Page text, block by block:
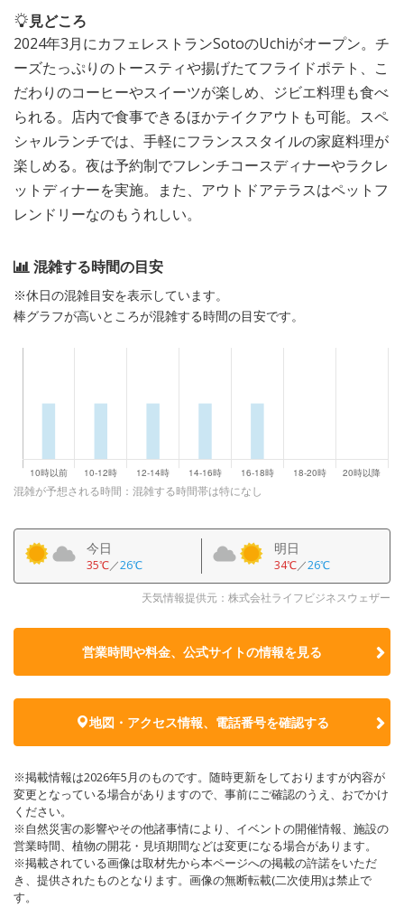
見どころ
2024年3月にカフェレストランSotoのUchiがオープン。チ
ーズたっぷりのトースティや揚げたてフライドポテト、こ
だわりのコーヒーやスイーツが楽しめ、ジビエ料理も食べ
られる。店内で食事できるほかテイクアウトも可能。スペ
シャルランチでは、手軽にフランススタイルの家庭料理が
楽しめる。夜は予約制でフレンチコースディナーやラクレ
ットディナーを実施。また、アウトドアテラスはペットフ
レンドリーなのもうれしい。
混雑する時間の目安
※休日の混雑目安を表示しています。
棒グラフが高いところが混雑する時間の目安です。
混雑が予想される時間：混雑する時間帯は特になし
今日
35℃／26℃
明日
34℃／26℃
天気情報提供元：株式会社ライフビジネスウェザー
営業時間や料金、公式サイトの情報を見る
地図・アクセス情報、電話番号を確認する
※掲載情報は2026年5月のものです。随時更新をしておりますが内容が
変更となっている場合がありますので、事前にご確認のうえ、おでかけ
ください。
※自然災害の影響やその他諸事情により、イベントの開催情報、施設の
営業時間、植物の開花・見頃期間などは変更になる場合があります。
※掲載されている画像は取材先から本ページへの掲載の許諾をいただ
き、提供されたものとなります。画像の無断転載(二次使用)は禁止で
す。